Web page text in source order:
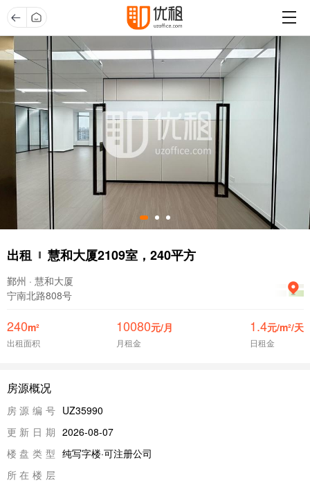
出租 慧和大厦2109室，240平方
鄞州 · 慧和大厦
宁南北路808号
240m²
出租面积
10080元/月
月租金
1.4元/m²/天
日租金
房源概况
房源编号 UZ35990
更新日期 2026-08-07
楼盘类型 纯写字楼·可注册公司
所在楼层